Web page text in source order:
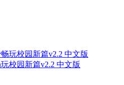
校园新篇v2.2 中文版